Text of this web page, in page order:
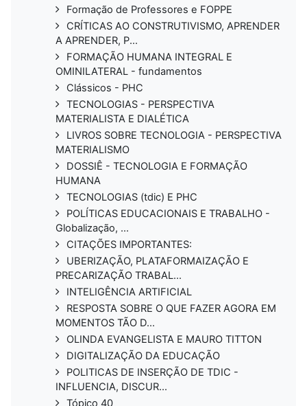
Formação de Professores e FOPPE
CRÍTICAS AO CONSTRUTIVISMO, APRENDER
A APRENDER, P...
FORMAÇÃO HUMANA INTEGRAL E
OMINILATERAL - fundamentos
Clássicos - PHC
TECNOLOGIAS - PERSPECTIVA
MATERIALISTA E DIALÉTICA
LIVROS SOBRE TECNOLOGIA - PERSPECTIVA
MATERIALISMO
DOSSIÊ - TECNOLOGIA E FORMAÇÃO
HUMANA
TECNOLOGIAS (tdic) E PHC
POLÍTICAS EDUCACIONAIS E TRABALHO -
Globalização, ...
CITAÇÕES IMPORTANTES:
UBERIZAÇÃO, PLATAFORMAIZAÇÃO E
PRECARIZAÇÃO TRABAL...
INTELIGÊNCIA ARTIFICIAL
RESPOSTA SOBRE O QUE FAZER AGORA EM
MOMENTOS TÃO D...
OLINDA EVANGELISTA E MAURO TITTON
DIGITALIZAÇÃO DA EDUCAÇÃO
POLITICAS DE INSERÇÃO DE TDIC -
INFLUENCIA, DISCUR...
Tópico 40